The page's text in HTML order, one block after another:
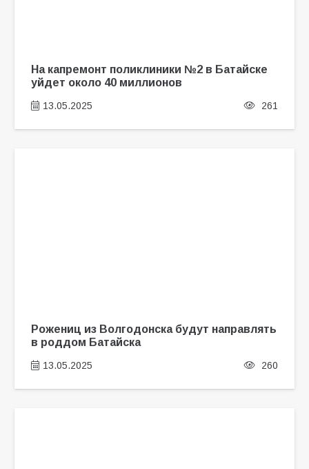
На капремонт поликлиники №2 в Батайске
уйдет около 40 миллионов
13.05.2025 261
Рожениц из Волгодонска будут направлять
в роддом Батайска
13.05.2025 260